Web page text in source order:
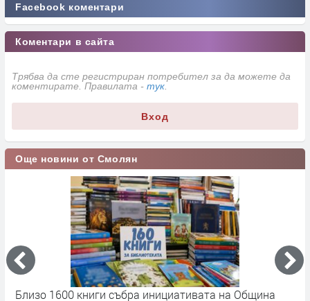
Facebook коментари
Коментари в сайта
Трябва да сте регистриран потребител за да можете да
коментирате. Правилата - тук
Вход
Още новини от Смолян
Близо 1600 книги събра инициативата на Община